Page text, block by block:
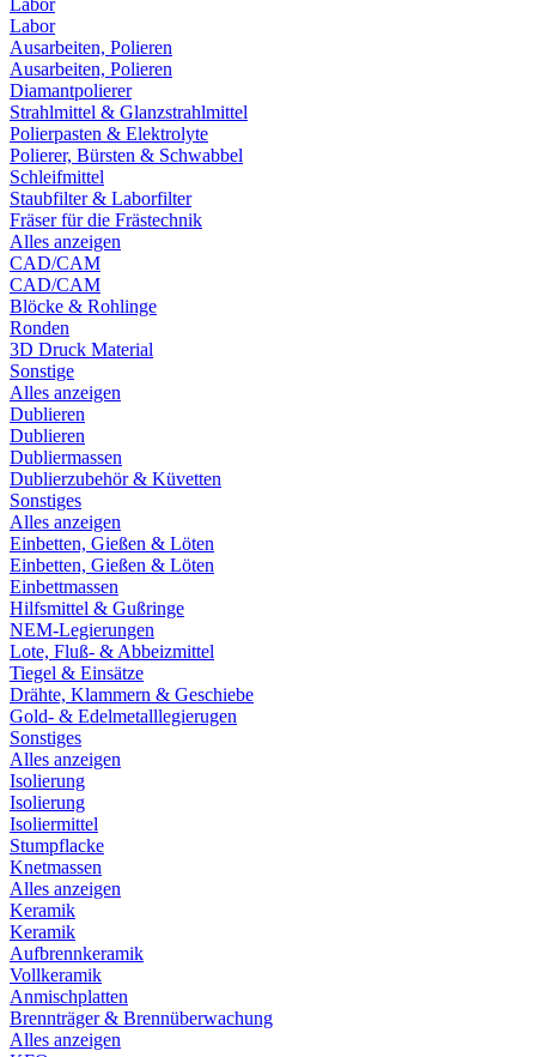
Labor
Labor
Ausarbeiten, Polieren
Ausarbeiten, Polieren
Diamantpolierer
Strahlmittel & Glanzstrahlmittel
Polierpasten & Elektrolyte
Polierer, Bürsten & Schwabbel
Schleifmittel
Staubfilter & Laborfilter
Fräser für die Frästechnik
Alles anzeigen
CAD/CAM
CAD/CAM
Blöcke & Rohlinge
Ronden
3D Druck Material
Sonstige
Alles anzeigen
Dublieren
Dublieren
Dubliermassen
Dublierzubehör & Küvetten
Sonstiges
Alles anzeigen
Einbetten, Gießen & Löten
Einbetten, Gießen & Löten
Einbettmassen
Hilfsmittel & Gußringe
NEM-Legierungen
Lote, Fluß- & Abbeizmittel
Tiegel & Einsätze
Drähte, Klammern & Geschiebe
Gold- & Edelmetalllegierugen
Sonstiges
Alles anzeigen
Isolierung
Isolierung
Isoliermittel
Stumpflacke
Knetmassen
Alles anzeigen
Keramik
Keramik
Aufbrennkeramik
Vollkeramik
Anmischplatten
Brennträger & Brennüberwachung
Alles anzeigen